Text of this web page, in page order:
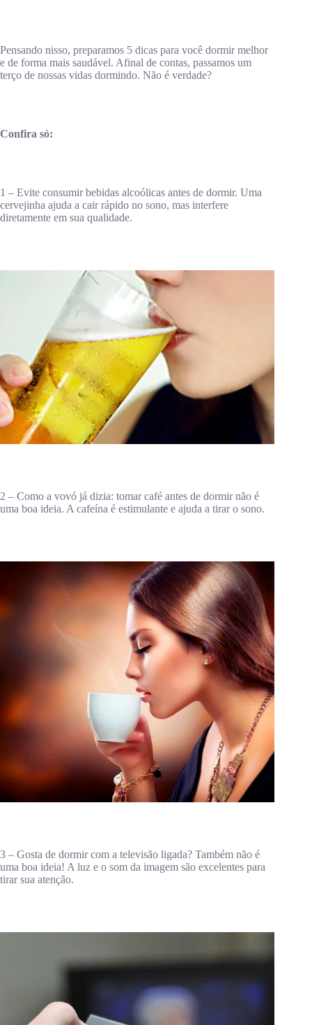
Pensando nisso, preparamos 5 dicas para você dormir melhor
e de forma mais saudável. Afinal de contas, passamos um
terço de nossas vidas dormindo. Não é verdade?
Confira só:
1 – Evite consumir bebidas alcoólicas antes de dormir. Uma
cervejinha ajuda a cair rápido no sono, mas interfere
diretamente em sua qualidade.
2 – Como a vovó já dizia: tomar café antes de dormir não é
uma boa ideia. A cafeína é estimulante e ajuda a tirar o sono.
3 – Gosta de dormir com a televisão ligada? Também não é
uma boa ideia! A luz e o som da imagem são excelentes para
tirar sua atenção.